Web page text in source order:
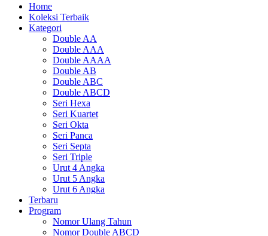
Home
Koleksi Terbaik
Kategori
Double AA
Double AAA
Double AAAA
Double AB
Double ABC
Double ABCD
Seri Hexa
Seri Kuartet
Seri Okta
Seri Panca
Seri Septa
Seri Triple
Urut 4 Angka
Urut 5 Angka
Urut 6 Angka
Terbaru
Program
Nomor Ulang Tahun
Nomor Double ABCD